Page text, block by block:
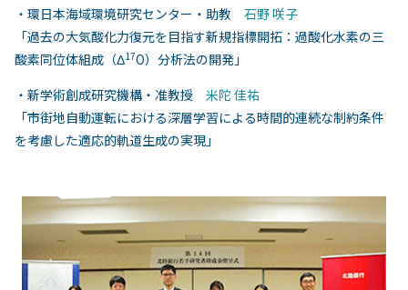
・環日本海域環境研究センター・助教 石野 咲子
「過去の大気酸化力復元を目指す新規指標開拓：過酸化水素の三
酸素同位体組成（Δ17O）分析法の開発」
・新学術創成研究機構・准教授 米陀 佳祐
「市街地自動運転における深層学習による時間的連続な制約条件
を考慮した適応的軌道生成の実現」